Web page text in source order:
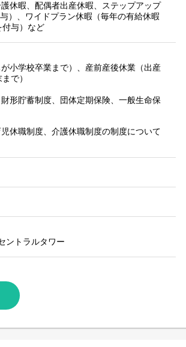
休暇、配偶者出産休暇、ステップアップ
）、ワイドプラン休暇（毎年の有給休暇
与）など
小学校卒業まで）、産前産後休業（出産
で）
形貯蓄制度、団体定期保険、一般生命保
休職制度、介護休職制度の制度について
ントラルタワー